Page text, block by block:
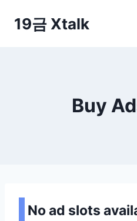
19금 Xtalk
Buy
No ad slots